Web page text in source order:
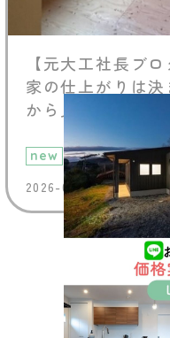
【元大工社長ブ
家の仕上がりは
から見るポイント
new
2026-07-29 (Wed)